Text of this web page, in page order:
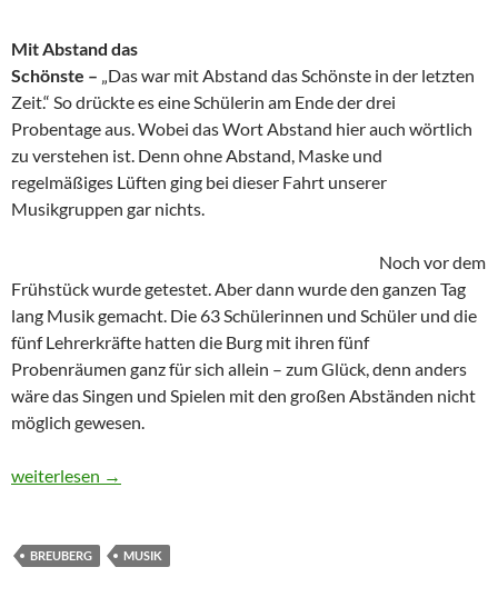
Mit Abstand das
Schönste – „Das war mit Abstand das Schönste in der letzten
Zeit.“ So drückte es eine Schülerin am Ende der drei
Probentage aus. Wobei das Wort Abstand hier auch wörtlich
zu verstehen ist. Denn ohne Abstand, Maske und
regelmäßiges Lüften ging bei dieser Fahrt unserer
Musikgruppen gar nichts.
Noch vor dem
Frühstück wurde getestet. Aber dann wurde den ganzen Tag
lang Musik gemacht. Die 63 Schülerinnen und Schüler und die
fünf Lehrerkräfte hatten die Burg mit ihren fünf
Probenräumen ganz für sich allein – zum Glück, denn anders
wäre das Singen und Spielen mit den großen Abständen nicht
möglich gewesen.
Großer Chor und Großes Orchester zum Proben auf Burg
weiterlesen →
BREUBERG MUSIK